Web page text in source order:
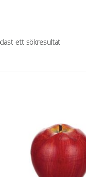
ett sökresultat